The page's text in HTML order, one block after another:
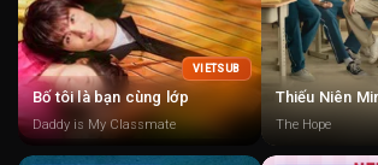
VIETSUB
Bố tôi là bạn cùng lớp
Daddy is My Classmate
Thiếu Niên
The Hope